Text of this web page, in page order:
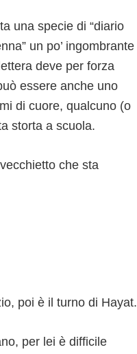
una specie di “diario
un po’ ingombrante
deve per forza
essere anche uno
di cuore, qualcuno (o
storta a scuola.
che sta
poi è il turno di Hayat.
per lei è difficile